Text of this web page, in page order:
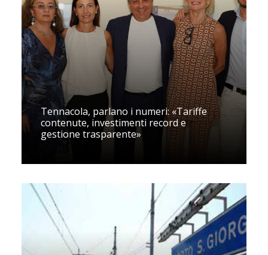
Tennacola, parlano i numeri: «Tariffe
contenute, investimenti record e
gestione trasparente»